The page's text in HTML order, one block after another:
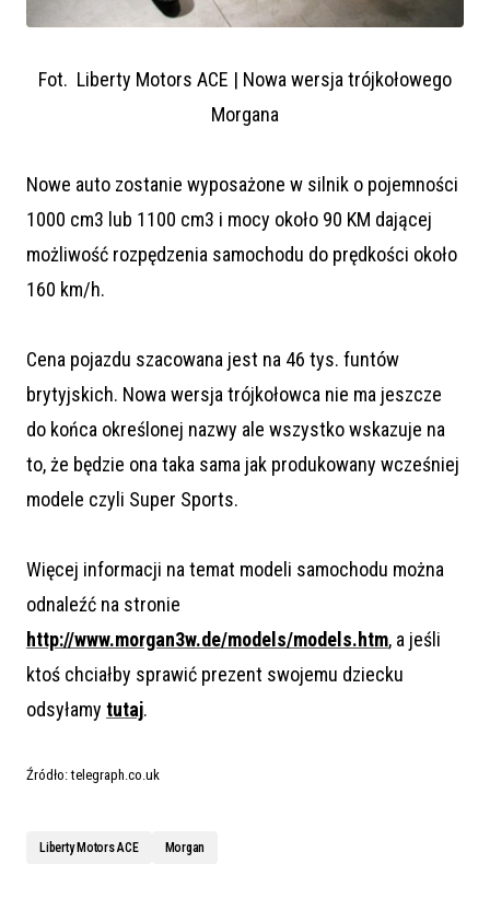
Fot. Liberty Motors ACE | Nowa wersja trójkołowego
Morgana
Nowe auto zostanie wyposażone w silnik o pojemności
1000 cm3 lub 1100 cm3 i mocy około 90 KM dającej
możliwość rozpędzenia samochodu do prędkości około
160 km/h.
Cena pojazdu szacowana jest na 46 tys. funtów
brytyjskich. Nowa wersja trójkołowca nie ma jeszcze
do końca określonej nazwy ale wszystko wskazuje na
to, że będzie ona taka sama jak produkowany wcześniej
modele czyli Super Sports.
Więcej informacji na temat modeli samochodu można
odnaleźć na stronie
http://www.morgan3w.de/models/models.htm, a jeśli
ktoś chciałby sprawić prezent swojemu dziecku
odsyłamy tutaj.
Źródło: telegraph.co.uk
Liberty Motors ACE Morgan